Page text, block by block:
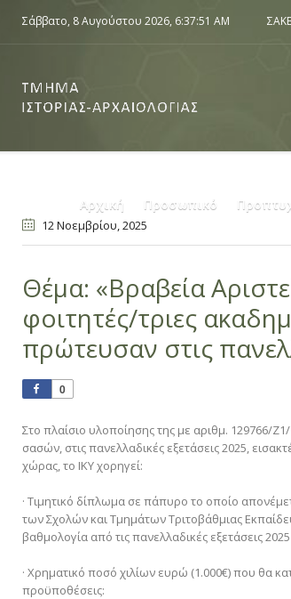
Σάββατο, 8 Αυγούστου 2026, 6:37:51 AM ΣΑΚΕ
Αρχική Προσωπικό
12 Νοεμβρίου, 2025
Θέμα: «Βραβεία
φοιτητές/τριες
πρώτευσαν στις
0
Στο πλαίσιο υλοποίησης της με αριθμ.
σασών, στις πανελλαδικές εξετάσεις 2025,
χώρας, το ΙΚΥ χορηγεί:
· Τιμητικό δίπλωμα σε πάπυρο το οποίο
των Σχολών και Τμημάτων Τριτοβάθμιας
βαθμολογία από τις πανελλαδικές εξετάσεις
· Χρηματικό ποσό χιλίων ευρώ (1.000€) που θα
προϋποθέσεις: